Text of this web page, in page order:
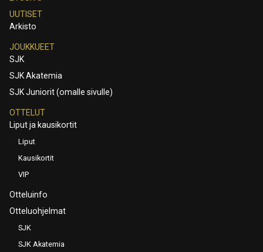
UUTISET
Arkisto
JOUKKUEET
SJK
SJK Akatemia
SJK Juniorit (omalle sivulle)
OTTELUT
Liput ja kausikortit
Liput
Kausikortit
VIP
Otteluinfo
Otteluohjelmat
SJK
SJK Akatemia